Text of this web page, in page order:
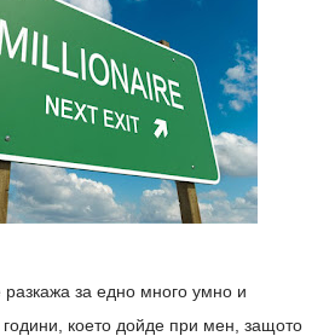
за едно много умно и
което дойде при мен, защото